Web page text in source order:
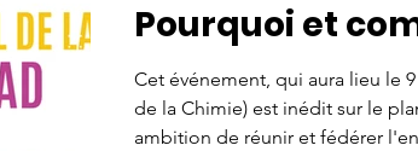
Pourquoi et
développer la
tous les EHPAD
Cet événement, qui aura lieu le 9
de la Chimie) est inédit sur le
ambition de réunir et fédérer